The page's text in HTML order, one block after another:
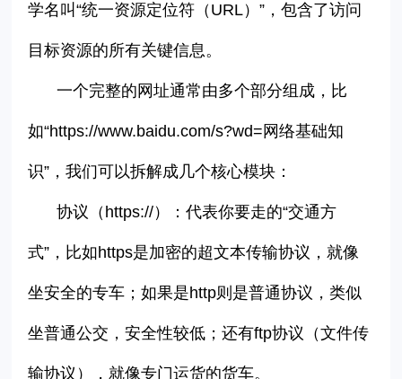
学名叫“统一资源定位符（ URL）” ，包含了访问
目标资源的所有关键信息。
一个完整的网址通常由多个部分组成，比
如“https://www.baidu.com/s?wd= 网络基础知
识” ，我们可以拆解成几个核心模块：
协议（ https://）：代表你要走的“交通方
式” ，比如https是加密的超文本传输协议，就像
坐安全的专车；如果是http则是普通协议，类似
坐普通公交，安全性较低；还有ftp协议（文件传
输协议），就像专门运货的货车。